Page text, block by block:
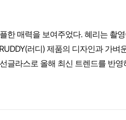
한 매력을 보여주었다. 혜리는 촬
러디) 제품의 디자인과 가벼
글라스로 올해 최신 트렌드를 반